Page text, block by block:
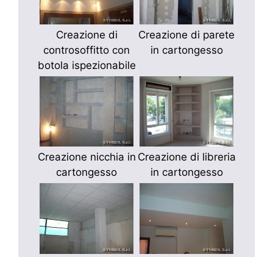
Creazione di
controsoffitto con
botola ispezionabile
Creazione di parete
in cartongesso
Creazione nicchia in
cartongesso
Creazione di libreria
in cartongesso